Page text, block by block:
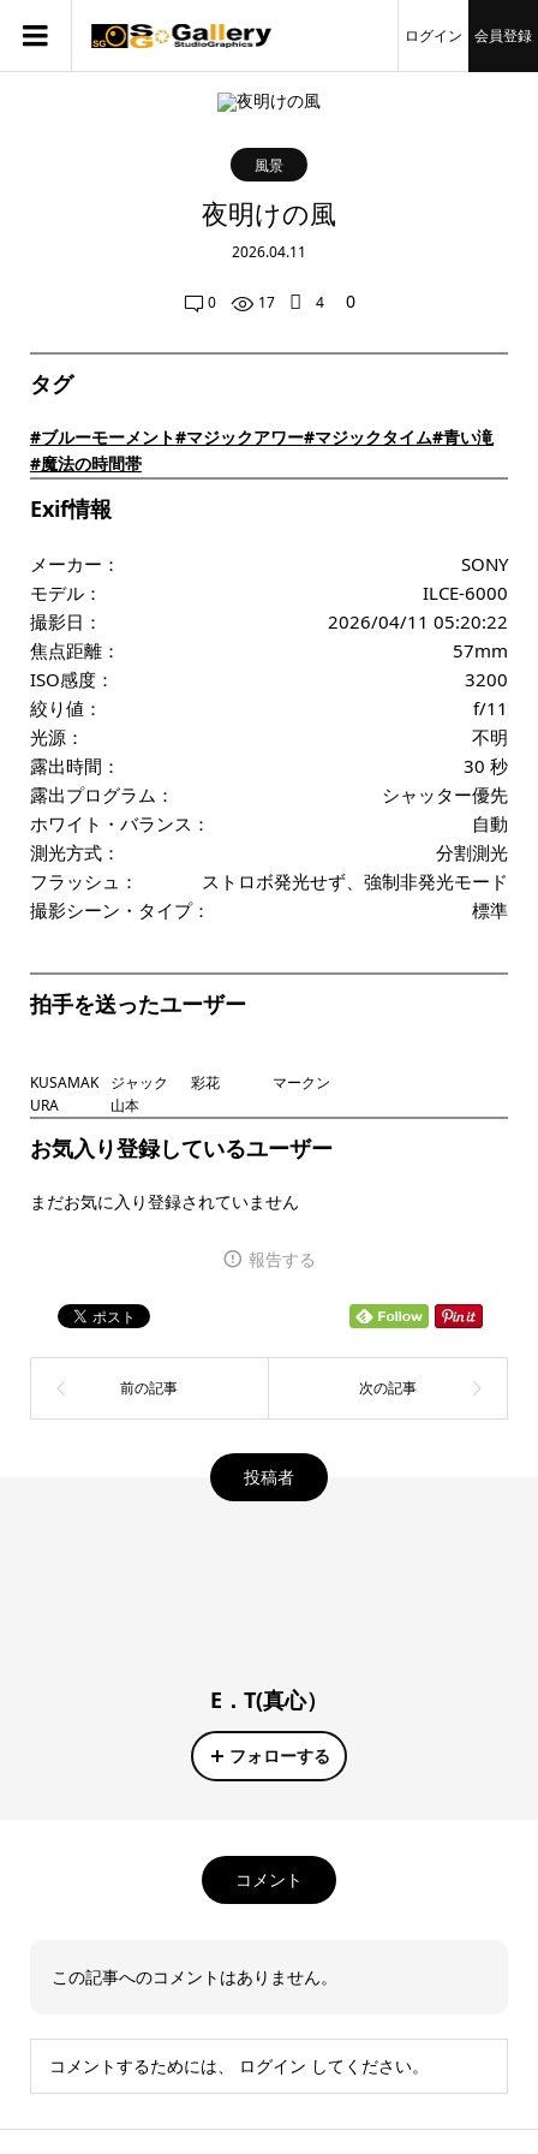
ログイン 会員登録
風景
夜明けの風
2026.04.11
0 17 4 0
タグ
#ブルーモーメント#マジックアワー#マジックタイム#青い滝
#魔法の時間帯
Exif情報
メーカー：
SONY
モデル：
ILCE-6000
撮影日：
2026/04/11 05:20:22
焦点距離：
57mm
ISO感度：
3200
絞り値：
f/11
光源：
不明
露出時間：
30 秒
露出プログラム：
シャッター優先
ホワイト・バランス：
自動
測光方式：
分割測光
フラッシュ：
ストロボ発光せず、強制非発光モード
撮影シーン・タイプ：
標準
拍手を送ったユーザー
KUSAMAK
URA
ジャック
山本
彩花 マークン
お気入り登録しているユーザー
まだお気に入り登録されていません
報告する
投稿者
E．T(真心）
フォローする
コメント
この記事へのコメントはありません。
コメントするためには、 ログイン してください。